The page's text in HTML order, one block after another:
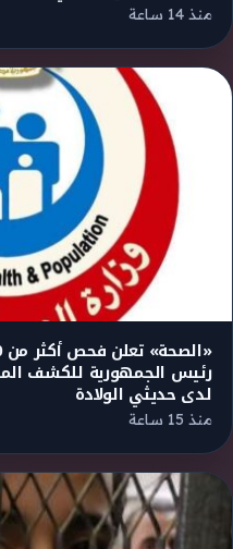
منذ 14 ساعة
رئيس الجمهورية للكشف
لدى حديثي الولادة
منذ 15 ساعة